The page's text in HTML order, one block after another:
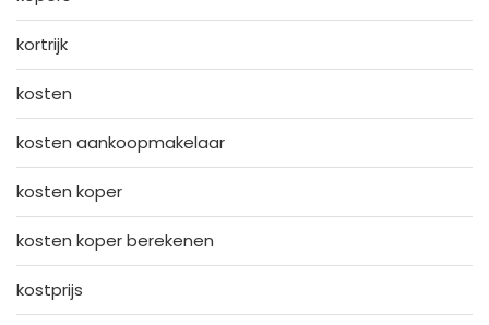
kortrijk
kosten
kosten aankoopmakelaar
kosten koper
kosten koper berekenen
kostprijs